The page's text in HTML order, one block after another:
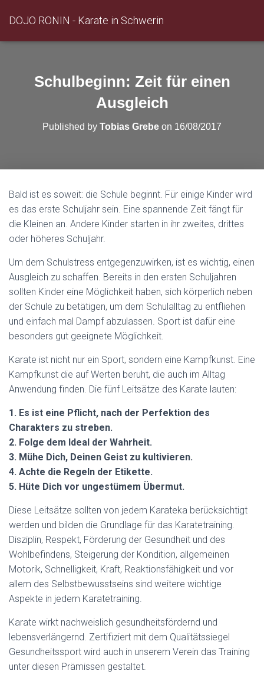
DOJO RONIN - Karate in Schwerin
Schulbeginn: Zeit für einen
Ausgleich
Published by Tobias Grebe on 16/08/2017
Bald ist es soweit: die Schule beginnt. Für einige Kinder wird
es das erste Schuljahr sein. Eine spannende Zeit fängt für
die Kleinen an. Andere Kinder starten in ihr zweites, drittes
oder höheres Schuljahr.
Um dem Schulstress entgegenzuwirken, ist es wichtig, einen
Ausgleich zu schaffen. Bereits in den ersten Schuljahren
sollten Kinder eine Möglichkeit haben, sich körperlich neben
der Schule zu betätigen, um dem Schulalltag zu entfliehen
und einfach mal Dampf abzulassen. Sport ist dafür eine
besonders gut geeignete Möglichkeit.
Karate ist nicht nur ein Sport, sondern eine Kampfkunst. Eine
Kampfkunst die auf Werten beruht, die auch im Alltag
Anwendung finden. Die fünf Leitsätze des Karate lauten:
1. Es ist eine Pflicht, nach der Perfektion des
Charakters zu streben.
2. Folge dem Ideal der Wahrheit.
3. Mühe Dich, Deinen Geist zu kultivieren.
4. Achte die Regeln der Etikette.
5. Hüte Dich vor ungestümem Übermut.
Diese Leitsätze sollten von jedem Karateka berücksichtigt
werden und bilden die Grundlage für das Karatetraining.
Disziplin, Respekt, Förderung der Gesundheit und des
Wohlbefindens, Steigerung der Kondition, allgemeinen
Motorik, Schnelligkeit, Kraft, Reaktionsfähigkeit und vor
allem des Selbstbewusstseins sind weitere wichtige
Aspekte in jedem Karatetraining.
Karate wirkt nachweislich gesundheitsfördernd und
lebensverlängernd. Zertifiziert mit dem Qualitätssiegel
Gesundheitssport wird auch in unserem Verein das Training
unter diesen Prämissen gestaltet.